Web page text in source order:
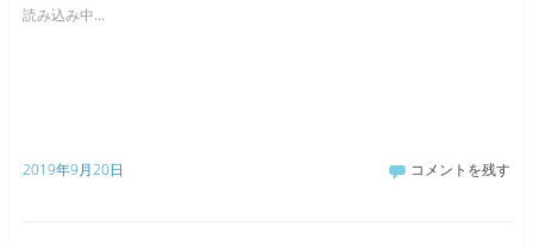
読み込み中...
2019年9月20日 コメントを残す